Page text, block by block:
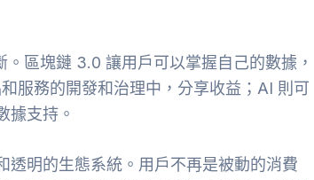
區塊鏈 3.0 讓用戶可以掌握自己的數據，
服務的開發和治理中，分享收益；AI 則可
據支持。
透明的生態系統。用戶不再是被動的消費